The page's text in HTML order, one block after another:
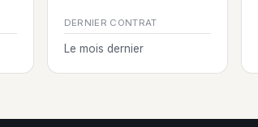
DERNIER CONTRAT
Le mois dernier